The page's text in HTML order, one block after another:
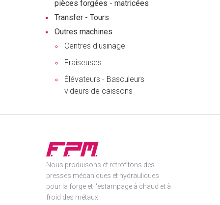
pièces forgées - matricées
Transfer - Tours
Outres machines
Centres d'usinage
Fraiseuses
Élévateurs - Basculeurs
videurs de caissons
Nous produisons et retrofitons des
presses mécaniques et hydrauliques
pour la forge et l'estampage à chaud et à
froid des métaux.